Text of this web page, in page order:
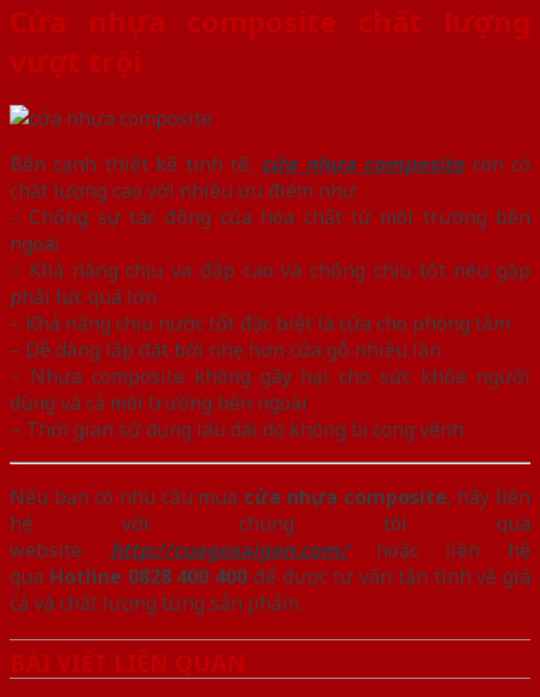
Cửa nhựa composite chất lượng
vượt trội
Bên cạnh thiết kế tinh tế, cửa nhựa composite còn có
chất lượng cao với nhiều ưu điểm như:
– Chống sự tác động của hóa chất từ môi trường bên
ngoài
– Khả năng chịu va đập cao và chống chịu tốt nếu gặp
phải lực quá lớn
– Khả năng chịu nước tốt đặc biệt là cửa cho phòng tắm
– Dễ dàng lắp đặt bởi nhẹ hơn cửa gỗ nhiều lần
– Nhựa composite không gây hại cho sức khỏe người
dùng và cả môi trường bên ngoài
– Thời gian sử dụng lâu dài do không bị cong vênh
Nếu bạn có nhu cầu mua cửa nhựa composite, hãy liên
hệ với chúng tôi qua
website http://cuagosaigon.com/hoặc liên hệ
qua Hotline 0828 400 400 để được tư vấn tận tình về giá
cả và chất lượng từng sản phẩm.
BÀI VIẾT LIÊN QUAN